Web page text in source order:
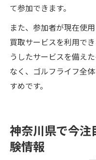
クラブやグッ
ト選び
ゴルフクラブ
れ
て参加できます。
また、参加者が現在使
買取サービスを利用で
うしたサービスを備え
なく、ゴルフライフ全
すめです。
神奈川県で今注
験情報